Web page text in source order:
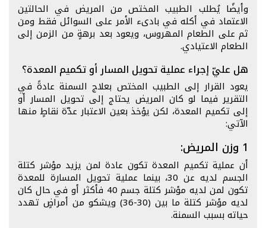
وأيضًا يُطلب الطبيب المختص من المريض في الحالتين
الاعتماد في أكله في بادىء الأمر على السوائل فقط ومن
ثم على الطعام المهروس، ويعود بعد برهةٍ من الزمن إلى
الطعام الاعتيادي.
هل عليّ إجراء عملية تحويل المسار أو تكميم المعدة؟
يعود القرار إلى الطبيب المختص بعلاج السمنة عادةً في
التقرير فيما لو كان المريض يحتاج إلى تحويل المسار أو
إلى تكميم المعدة، لكن يؤخذ بعين الاعتبار عدّة نقاطٍ منها
الآتي:
1 وزن المريض:
أن عملية تكميم المعدة تكون عادة لمن يزيد مؤشر كتلة
الجسم لديه عن 30، بينما عملية تحويل المسارة للمعدة
تكون لمن لديه مؤشر كتلة جسم 40 فأكثر أو في حال كان
لديه مؤشر كتلة ما بين (30-36) ويشكو من أمراضٍ تهدد
حياته بسبب السمنة.